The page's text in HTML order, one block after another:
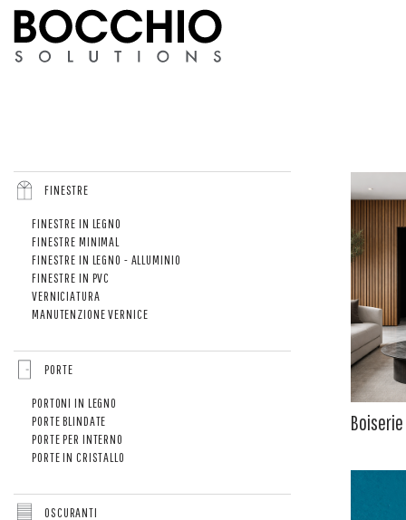
FINESTRE
FINESTRE IN LEGNO
FINESTRE MINIMAL
FINESTRE IN LEGNO - ALLUMINIO
FINESTRE IN PVC
VERNICIATURA
MANUTENZIONE VERNICE
PORTE
PORTONI IN LEGNO
PORTE BLINDATE
PORTE PER INTERNO
PORTE IN CRISTALLO
OSCURANTI
Boiserie